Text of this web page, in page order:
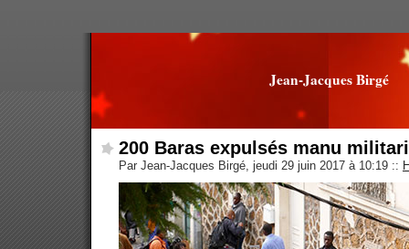
Jean-Jacques Birgé
200 Baras expulsés manu
Par Jean-Jacques Birgé, jeudi 29 juin 2017 à 10:19 ::